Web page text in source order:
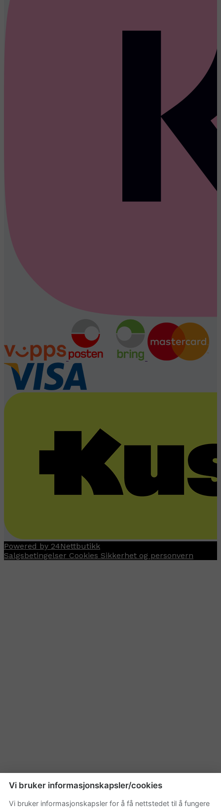
Powered by 24Nettbutikk
Salgsbetingelser Cookies Sikkerhet og personvern
Vi bruker informasjonskapsler/cookies
Vi bruker informasjonskapsler for å få nettstedet til å fungere